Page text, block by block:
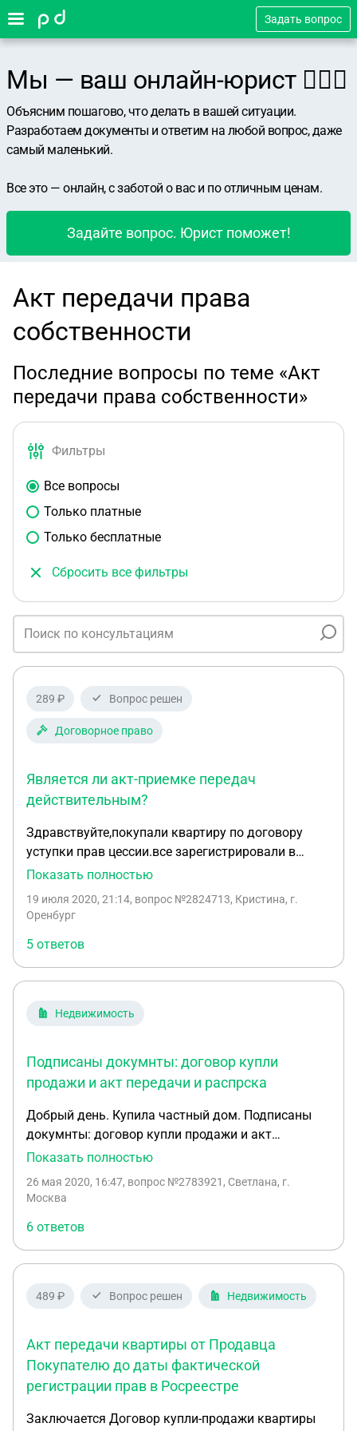
Задать вопрос
Мы — ваш онлайн-юрист 👨🏻‍⚖️
Объясним пошагово, что делать в вашей ситуации.
Разработаем документы и ответим на любой вопрос, даже
самый маленький.
Все это — онлайн, с заботой о вас и по отличным ценам.
Задайте вопрос. Юрист поможет!
Акт передачи права
собственности
Последние вопросы по теме «Акт
передачи права собственности»
Фильтры
Все вопросы
Только платные
Только бесплатные
Сбросить все фильтры
289 ₽ Вопрос решен
Договорное право
Является ли акт-приемке передач
действительным?
Здравствуйте,покупали квартиру по договору
уступки прав цессии.все зарегистрировали в
МФЦ.Гедавно перебирала документы и
одной буквы.Ве перечне договоров застройщик
передач действительным?и как это можно
изменить?
Показать полностью
19 июля 2020, 21:14, вопрос №2824713, Кристина, г.
Оренбург
5 ответов
Недвижимость
Подписаны докумнты: договор купли
продажи и акт передачи и распрска
Добрый день. Купила частный дом. Подписаны
докумнты: договор купли продажи и акт
передачи и распрска. Все документы подписаны в
договориться с продавцом идти в мфц или
оформить дом в мою собственность
Показать полностью
26 мая 2020, 16:47, вопрос №2783921, Светлана, г.
Москва
6 ответов
489 ₽ Вопрос решен Недвижимость
Акт передачи квартиры от Продавца
Покупателю до даты фактической
регистрации прав в Росреестре
Заключается Договор купли-продажи квартиры